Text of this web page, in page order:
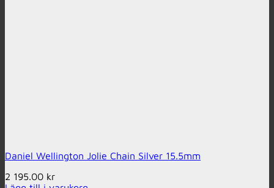
Daniel Wellington Jolie Chain Silver 15.5mm
2 195.00 kr